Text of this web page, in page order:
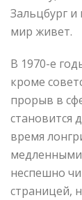
Зальцбург
мир живет.
В 1970-е
кроме
прорыв в
становится
время
неспешно
страницей,